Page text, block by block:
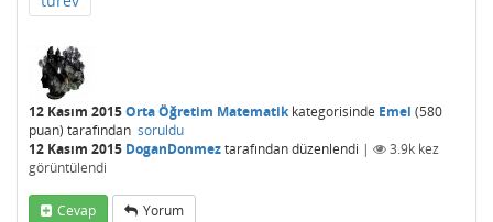
12 Kasım 2015Orta Öğretim Matematikkategorisinde Emel (580
puan) tarafından soruldu
12 Kasım 2015 DoganDonmeztarafındandüzenlendi | 3.9k kez
görüntülendi
Cevap Yorum